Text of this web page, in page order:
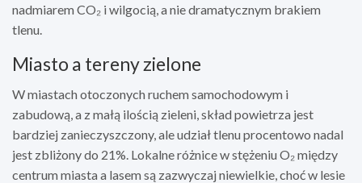
nadmiarem CO₂ i wilgocią, a nie dramatycznym brakiem
tlenu.
Miasto a tereny zielone
W miastach otoczonych ruchem samochodowym i
zabudową, a z małą ilością zieleni, skład powietrza jest
bardziej zanieczyszczony, ale udział tlenu procentowo nadal
jest zbliżony do 21%. Lokalne różnice w stężeniu O₂ między
centrum miasta a lasem są zazwyczaj niewielkie, choć w lesie